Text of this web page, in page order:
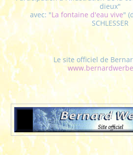
dieux"
avec: "La fontaine d'eau vive"
SCHLESSER
Le site officiel de